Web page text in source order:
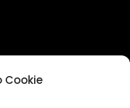
Cookie